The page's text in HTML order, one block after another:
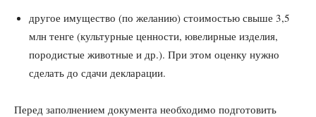
другое имущество (по желанию) стоимостью свыше 3,5
млн тенге (культурные ценности, ювелирные изделия,
породистые животные и др.). При этом оценку нужно
сделать до сдачи декларации.
Перед заполнением документа необходимо подготовить